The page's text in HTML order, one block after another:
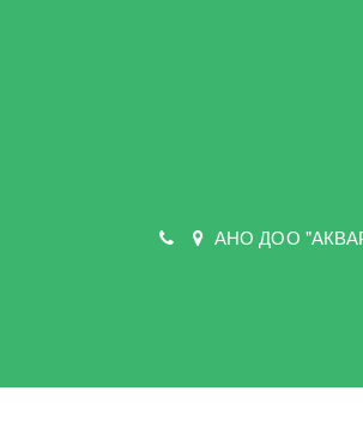
АНО ДОО